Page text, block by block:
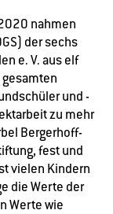
nahmen
der sechs
e. V. aus elf
und -
zu mehr
Bergerhoff-
fest und
vielen Kindern
die Werte der
Werte wie